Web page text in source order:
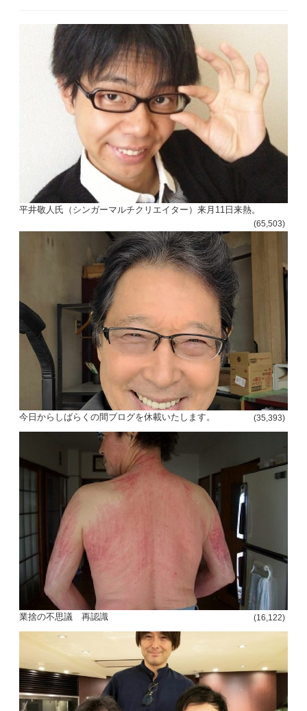
平井敬人氏（シンガーマルチクリエイター）来月11日来熱。
(65,503)
今日からしばらくの間ブログを休載いたします。 (35,393)
業捨の不思議 再認識 (16,122)